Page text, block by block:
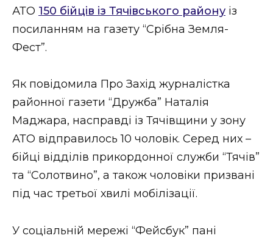
ФОТО
АТО 150 бійців із Тячівського району із
посиланням на газету “Срібна Земля-
Фест”.
Як повідомила Про Захід журналістка
районної газети “Дружба” Наталія
Маджара, насправді із Тячівщини у зону
АТО відправилось 10 чоловік. Серед них –
бійці відділів прикордонної служби “Тячів”
та “Солотвино”, а також чоловіки призвані
під час третьої хвилі мобілізації.
У соціальній мережі “Фейсбук” пані